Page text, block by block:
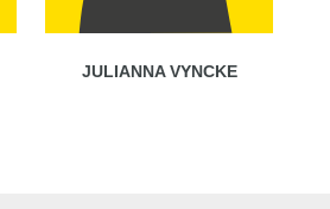
JULIANNA VYNCKE